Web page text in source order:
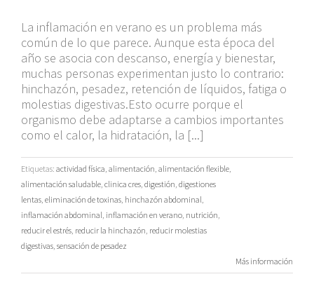
La inflamación en verano es un problema más
común de lo que parece. Aunque esta época del
año se asocia con descanso, energía y bienestar,
muchas personas experimentan justo lo contrario:
hinchazón, pesadez, retención de líquidos, fatiga o
molestias digestivas.Esto ocurre porque el
organismo debe adaptarse a cambios importantes
como el calor, la hidratación, la [...]
Etiquetas: actividad física, alimentación, alimentación flexible,
alimentación saludable, clinica cres, digestión, digestiones
lentas, eliminación de toxinas, hinchazón abdominal,
inflamación abdominal, inflamación en verano, nutrición,
reducir el estrés, reducir la hinchazón, reducir molestias
digestivas, sensación de pesadez
Más información